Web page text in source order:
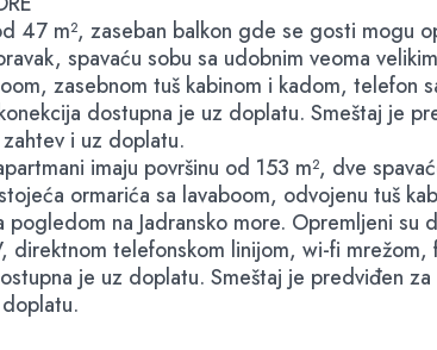
47 m², zaseban balkon gde se gosti mogu
spavaću sobu sa udobnim veoma
zasebnom tuš kabinom i kadom,
dostupna je uz doplatu. Smeštaj je
i uz doplatu.
imaju površinu od 153 m², dve
ormarića sa lavaboom, odvojenu tuš
na Jadransko more. Opremljeni
direktnom telefonskom linijom, wi-fi
je uz doplatu. Smeštaj je predviđen